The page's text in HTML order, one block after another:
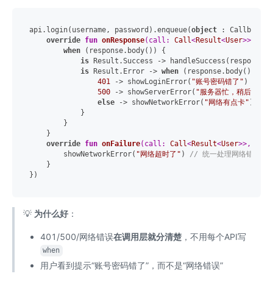
api.login(username, password).enqueue(object :
override fun onResponse(call: Call<Result<User>>,
when (response.body()) {
is Result.Success ->
is Result.Error -> when
401
-> showLoginError( "账号密码错了" )
500 -> showServerError( "服务器忙，稍后再试"
else -> showNetworkError( "网络有点卡" )
            }
        }
    }
override fun onFailure(call: Call<Result<User>>, t:
        showNetworkError(
"网络超时了" ) // 统一处理网络错误
    }
💡 为什么好：
401/500/网络错误在调用层就分清楚，不用每个API写
when
用户看到提示“账号密码错了”，而不是“网络错误”